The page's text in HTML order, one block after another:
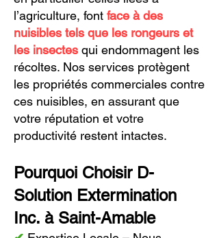
l’agriculture, font face à des
nuisibles tels que les rongeurs et
les insectes qui endommagent les
récoltes. Nos services protègent
les propriétés commerciales contre
ces nuisibles, en assurant que
votre réputation et votre
productivité restent intactes.
Pourquoi Choisir D-
Solution Extermination
Inc. à Saint-Amable